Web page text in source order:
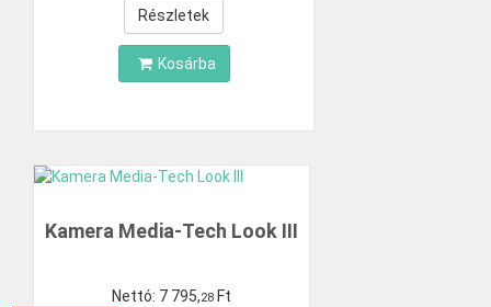
Részletek
Kosárba
Kamera Media-Tech Look III
Nettó: 7 795,28 Ft